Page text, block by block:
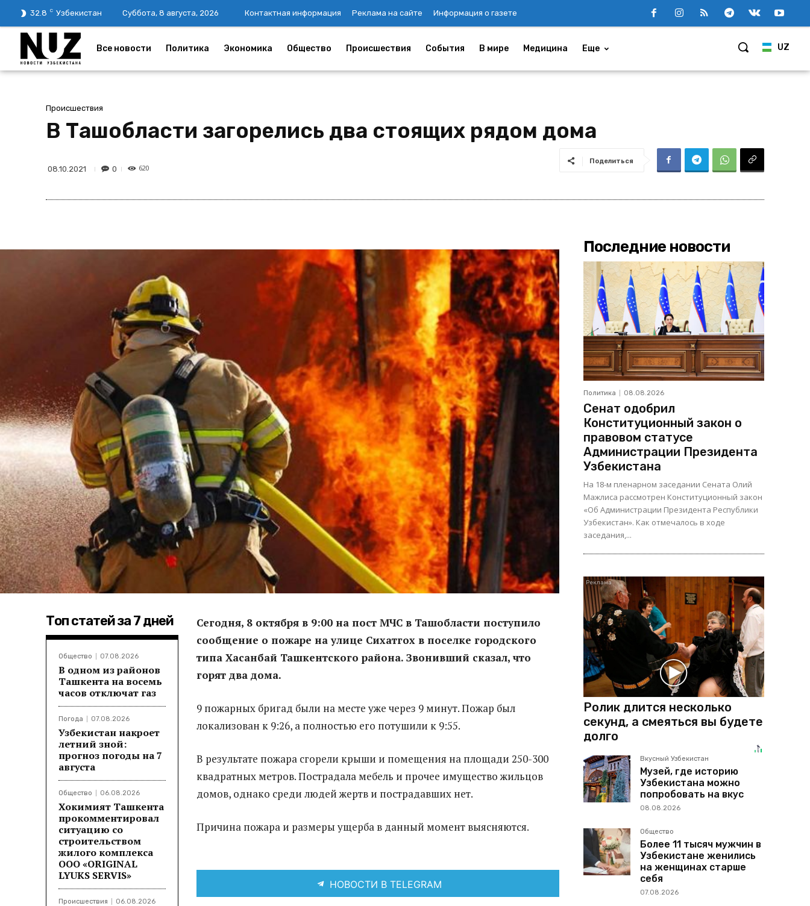
32.8 C Узбекистан Суббота, 8 августа, 2026 Контактная информация Реклама на сайте Информация о газете
UZ
Все новости Политика Экономика Общество Происшествия События В мире Медицина Еще
Происшествия
В Ташобласти загорелись два стоящих рядом дома
08.10.2021 0 620
Поделиться
Топ статей за 7 дней
Общество 07.08.2026
В одном из районов
Ташкента на восемь
часов отключат газ
Погода 07.08.2026
Узбекистан накроет
летний зной:
прогноз погоды на 7
августа
Общество 06.08.2026
Хокимият Ташкента
прокомментировал
ситуацию со
строительством
жилого комплекса
ООО «ORIGINAL
LYUKS SERVIS»
Происшествия 06.08.2026
Сегодня, 8 октября в 9:00 на пост МЧС в Ташобласти поступило
сообщение о пожаре на улице Сихатгох в поселке городского
типа Хасанбай Ташкентского района. Звонивший сказал, что
горят два дома.
9 пожарных бригад были на месте уже через 9 минут. Пожар был
локализован к 9:26, а полностью его потушили к 9:55.
В результате пожара сгорели крыши и помещения на площади 250-300
квадратных метров. Пострадала мебель и прочее имущество жильцов
домов, однако среди людей жертв и пострадавших нет.
Причина пожара и размеры ущерба в данный момент выясняются.
НОВОСТИ В TELEGRAM
Последние новости
Политика 08.08.2026
Сенат одобрил
Конституционный закон о
правовом статусе
Администрации Президента
Узбекистана
На 18-м пленарном заседании Сената Олий
Мажлиса рассмотрен Конституционный закон
«Об Администрации Президента Республики
Узбекистан». Как отмечалось в ходе
заседания,...
Ролик длится несколько
секунд, а смеяться вы будете
долго
Вкусный Узбекистан
Музей, где историю
Узбекистана можно
попробовать на вкус
08.08.2026
Общество
Более 11 тысяч мужчин в
Узбекистане женились
на женщинах старше
себя
07.08.2026